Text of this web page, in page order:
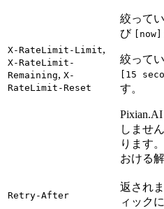
X-RateLimit-Limit,
X-RateLimit-
Remaining, X-
RateLimit-Reset
絞って
び
[now]
絞って
[15
す。
しませ
ります。
おける
Retry-After
返され
ィック